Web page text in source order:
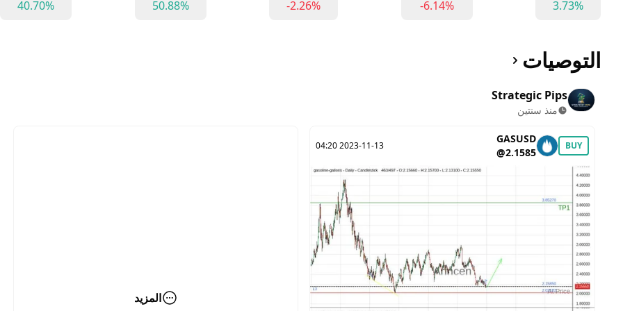
3.73%
-6.14%
-2.26%
50.88%
40.70%
التوصيات
Strategic Pips
منذ سنتين
BUY
GASUSD
@2.1585
2023-11-13 04:20
المزيد